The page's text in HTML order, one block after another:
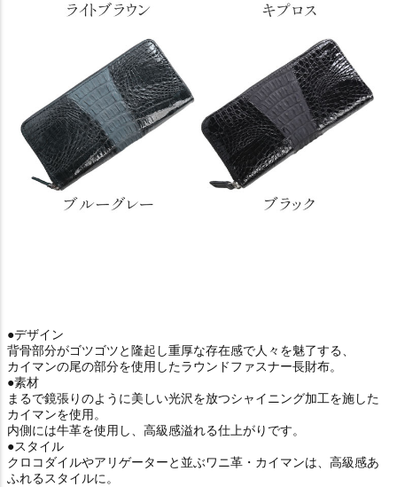
●デザイン
背骨部分がゴツゴツと隆起し重厚な存在感で人々を魅了する、
カイマンの尾の部分を使用したラウンドファスナー長財布。
●素材
まるで鏡張りのように美しい光沢を放つシャイニング加工を施した
カイマンを使用。
内側には牛革を使用し、高級感溢れる仕上がりです。
●スタイル
クロコダイルやアリゲーターと並ぶワニ革・カイマンは、高級感あ
ふれるスタイルに。